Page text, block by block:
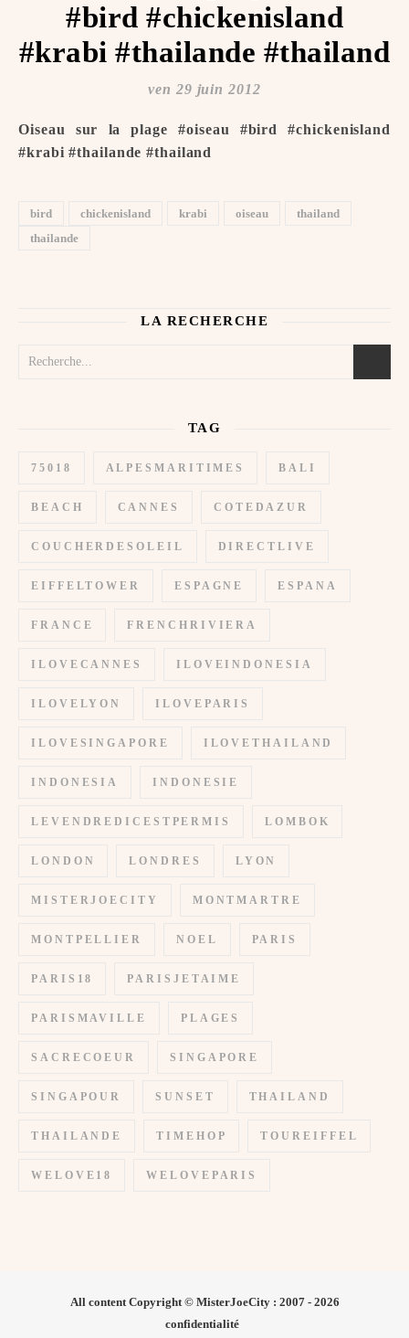
#bird #chickenisland
#krabi #thailande #thailand
ven 29 juin 2012
Oiseau sur la plage #oiseau #bird #chickenisland
#krabi #thailande #thailand
bird chickenisland krabi oiseau
thailand
thailande
LA RECHERCHE
TAG
75018 ALPESMARITIMES BALI
BEACH CANNES COTEDAZUR
COUCHERDESOLEIL DIRECTLIVE
EIFFELTOWER ESPAGNE ESPANA
FRANCE FRENCHRIVIERA
ILOVECANNES ILOVEINDONESIA
ILOVELYON ILOVEPARIS
ILOVESINGAPORE ILOVETHAILAND
INDONESIA INDONESIE
LEVENDREDICESTPERMIS LOMBOK
LONDON LONDRES LYON
MISTERJOECITY MONTMARTRE
MONTPELLIER NOEL PARIS
PARIS18 PARISJETAIME
PARISMAVILLE PLAGES
SACRECOEUR SINGAPORE
SINGAPOUR SUNSET THAILAND
THAILANDE TIMEHOP TOUREIFFEL
WELOVE18 WELOVEPARIS
All content Copyright © MisterJoeCity : 2007 - 2026
confidentialité